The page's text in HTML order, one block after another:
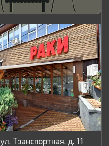
Транспортная, д. 11